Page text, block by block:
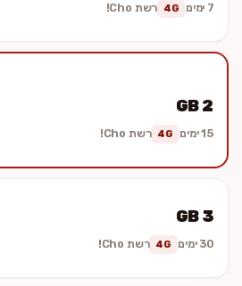
7 ימים 4G רשת Cho!
2 GB
15 ימים 4G רשת Cho!
3 GB
30 ימים 4G רשת Cho!